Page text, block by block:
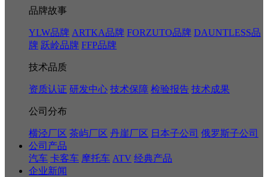
品牌故事
YLW品牌 ARTKA品牌 FORZUTO品牌 DAUNTLESS品
牌 跃岭品牌 FFP品牌
技术品质
资质认证 研发中心 技术保障 检验报告 技术成果
公司分布
横泾厂区 茶屿厂区 丹崖厂区 日本子公司 俄罗斯子公司
公司产品
汽车 卡客车 摩托车 ATV 经典产品
企业新闻